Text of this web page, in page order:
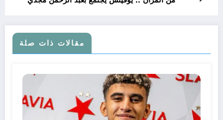
مقالات ذات صلة